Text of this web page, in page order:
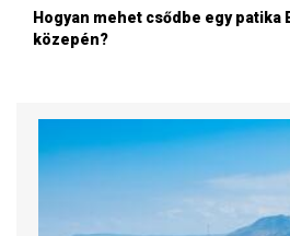
Hogyan mehet csődbe egy patika
közepén?